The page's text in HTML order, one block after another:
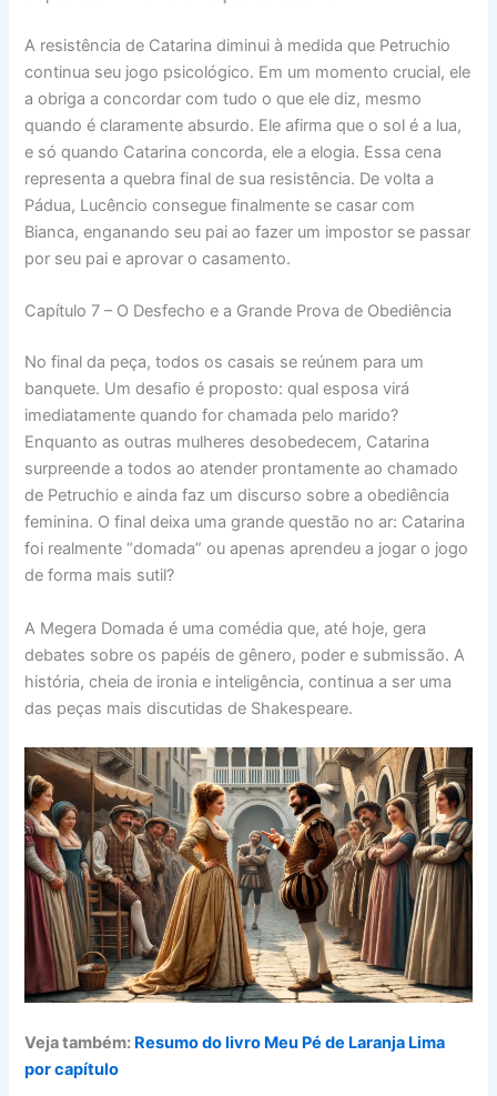
A resistência de Catarina diminui à medida que Petruchio
continua seu jogo psicológico. Em um momento crucial, ele
a obriga a concordar com tudo o que ele diz, mesmo
quando é claramente absurdo. Ele afirma que o sol é a lua,
e só quando Catarina concorda, ele a elogia. Essa cena
representa a quebra final de sua resistência. De volta a
Pádua, Lucêncio consegue finalmente se casar com
Bianca, enganando seu pai ao fazer um impostor se passar
por seu pai e aprovar o casamento.
Capítulo 7 – O Desfecho e a Grande Prova de Obediência
No final da peça, todos os casais se reúnem para um
banquete. Um desafio é proposto: qual esposa virá
imediatamente quando for chamada pelo marido?
Enquanto as outras mulheres desobedecem, Catarina
surpreende a todos ao atender prontamente ao chamado
de Petruchio e ainda faz um discurso sobre a obediência
feminina. O final deixa uma grande questão no ar: Catarina
foi realmente “domada” ou apenas aprendeu a jogar o jogo
de forma mais sutil?
A Megera Domada é uma comédia que, até hoje, gera
debates sobre os papéis de gênero, poder e submissão. A
história, cheia de ironia e inteligência, continua a ser uma
das peças mais discutidas de Shakespeare.
Veja também: Resumo do livro Meu Pé de Laranja Lima
por capítulo